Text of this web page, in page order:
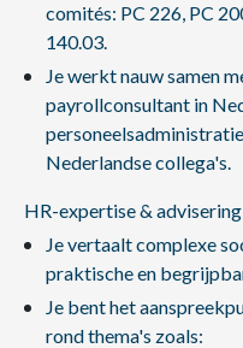
comités: PC 226, PC
140.03.
Je werkt nauw samen
payrollconsultant in
Nederlandse collega's.
HR-expertise & advisering
Je vertaalt complexe
praktische en
Je bent het
rond thema's zoals: